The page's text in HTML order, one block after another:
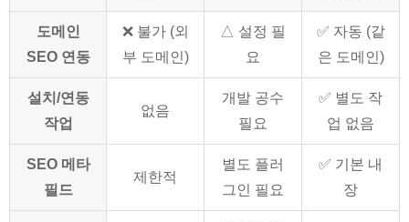
도메인
SEO 연동
❌ 불가 (외
부 도메인)
△ 설정 필
요
✅ 자동 (같
은 도메인)
설치/연동
작업
없음
개발 공수
필요
✅ 별도 작
업 없음
SEO 메타
필드
제한적
별도 플러
그인 필요
✅ 기본 내
장